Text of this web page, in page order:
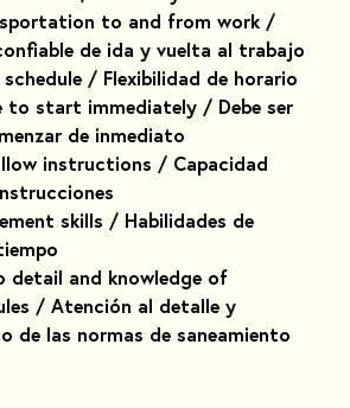
to and from work /
de ida y vuelta al trabajo
/ Flexibilidad de horario
to start immediately / Debe ser
de inmediato
instructions / Capacidad
skills / Habilidades de
and knowledge of
/ Atención al detalle y
de las normas de saneamiento